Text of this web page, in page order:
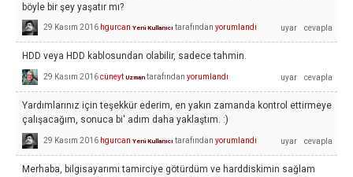
böyle bir şey yaşatır mı?
29 Kasım 2016 hgurcan Yeni Kullanıcı tarafından yorumlandı
HDD veya HDD kablosundan olabilir, sadece tahmin.
29 Kasım 2016cüneyt Uzman tarafından yorumlandı
Yardımlarınız için teşekkür ederim, en yakın zamanda kontrol ettirmeye
çalışacağım, sonuca bi' adım daha yaklaştım. :)
29 Kasım 2016 hgurcan Yeni Kullanıcı tarafından yorumlandı
Merhaba, bilgisayarımı tamirciye götürdüm ve harddiskimin sağlam